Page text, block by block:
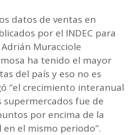
datos de ventas en
por el INDEC para
Muracciole
ha tenido el mayor
del país y eso no es
“el crecimiento interanual
supermercados fue de
por encima de la
el mismo periodo”.